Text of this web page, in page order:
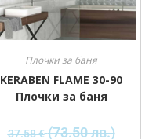
Плочки за баня
KERABEN FLAME 30-90
Плочки за баня
37.58€ (73.50 лв.)